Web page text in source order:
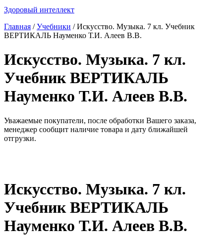
Здоровый интеллект
Главная /Учебники / Искусство. Музыка. 7 кл. Учебник
ВЕРТИКАЛЬ Науменко Т.И. Алеев В.В.
Искусство. Музыка. 7 кл.
Учебник ВЕРТИКАЛЬ
Науменко Т.И. Алеев В.В.
Уважаемые покупатели, после обработки Вашего заказа,
менеджер сообщит наличие товара и дату ближайшей
отгрузки.
Искусство. Музыка. 7 кл.
Учебник ВЕРТИКАЛЬ
Науменко Т.И. Алеев В.В.